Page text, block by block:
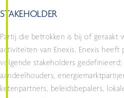
STAKEHOLDER
Partij die betrokken is bij of geraakt
activiteiten van Enexis. Enexis heeft
volgende stakeholders gedefinieerd:
aandeelhouders,
ketenpartners, beleidsbepalers,